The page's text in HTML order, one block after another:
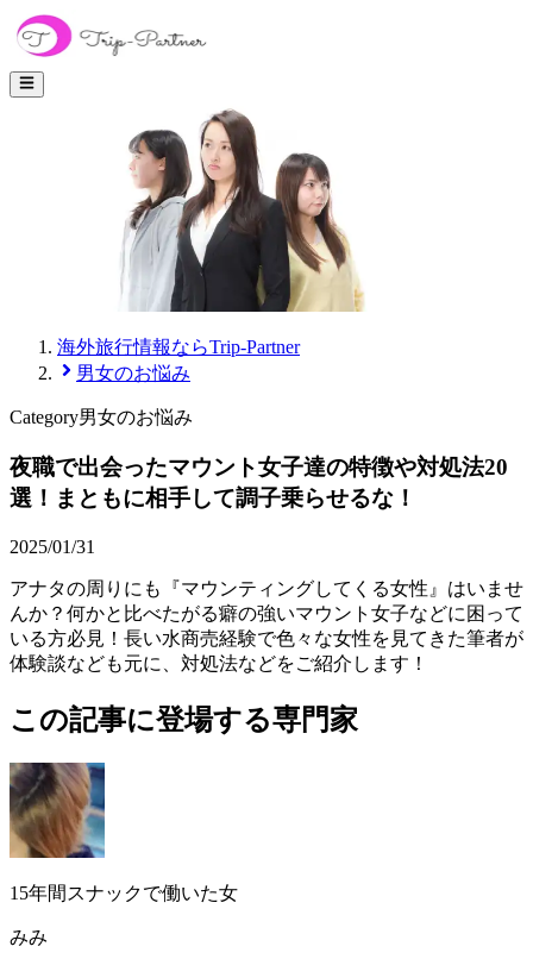
海外旅行情報ならTrip-Partner
男女のお悩み
Category男女のお悩み
夜職で出会ったマウント女子達の特徴や対処法20
選！まともに相手して調子乗らせるな！
2025/01/31
アナタの周りにも『マウンティングしてくる女性』はいませ
んか？何かと比べたがる癖の強いマウント女子などに困って
いる方必見！長い水商売経験で色々な女性を見てきた筆者が
体験談なども元に、対処法などをご紹介します！
この記事に登場する専門家
15年間スナックで働いた女
みみ